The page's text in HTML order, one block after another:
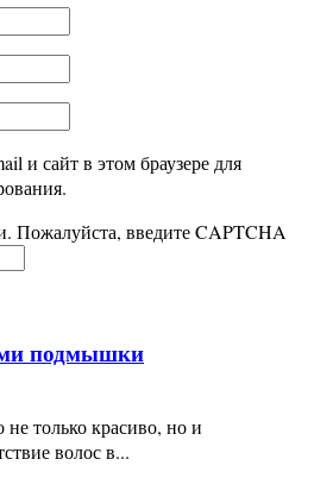
и сайт в этом браузере для
Пожалуйста, введите CAPTCHA
подмышки
только красиво, но и
волос в...